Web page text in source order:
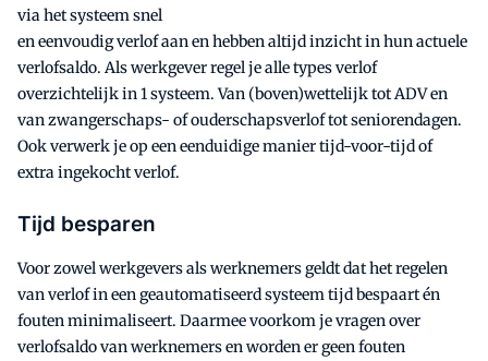
via het systeem snel
en eenvoudig verlof aan en hebben altijd inzicht in hun actuele
verlofsaldo. Als werkgever regel je alle types verlof
overzichtelijk in 1 systeem. Van (boven)wettelijk tot ADV en
van zwangerschaps- of ouderschapsverlof tot seniorendagen.
Ook verwerk je op een eenduidige manier tijd-voor-tijd of
extra ingekocht verlof.
Tijd besparen
Voor zowel werkgevers als werknemers geldt dat het regelen
van verlof in een geautomatiseerd systeem tijd bespaart én
fouten minimaliseert. Daarmee voorkom je vragen over
verlofsaldo van werknemers en worden er geen fouten